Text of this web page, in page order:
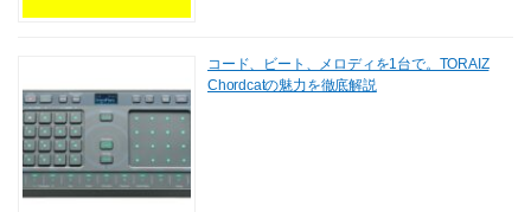
コード、ビート、メロディを1台で。TORAIZ
Chordcatの魅力を徹底解説